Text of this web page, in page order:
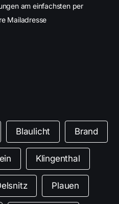
am einfachsten per
Mailadresse
Blaulicht Brand
Klingenthal
Plauen